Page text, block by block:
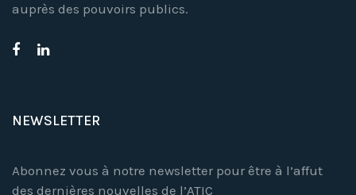
auprès des pouvoirs publics.
NEWSLETTER
Abonnez vous à notre newsletter pour être à l’affut
des dernières nouvelles de l’ATIC